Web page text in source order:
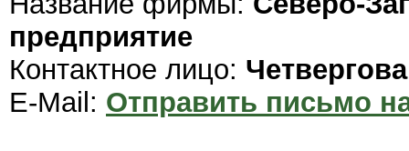
предприятие
Контактное лицо:
E-Mail: Отправить письмо